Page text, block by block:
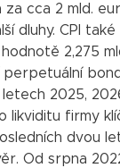
za cca 2 mld.
dluhy. CPI
2,275
perpetuální
2025,
likviditu firmy
dvou
Od srpna